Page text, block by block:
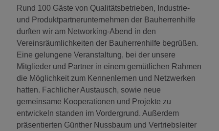
Rund 100 Gäste von Qualitätsbetrieben, Industrie-
und Produktpartnerunternehmen der Bauherrenhilfe
durften wir am Networking-Abend in den
Vereinsräumlichkeiten der Bauherrenhilfe begrüßen.
Eine gelungene Veranstaltung, bei der unsere
Mitglieder und Partner in einem gemütlichen Rahmen
die Möglichkeit zum Kennenlernen und Netzwerken
hatten. Fachlicher Austausch, sowie neue
gemeinsame Kooperationen und Projekte zu
entwickeln standen im Vordergrund. Außerdem
präsentierten Günther Nussbaum und Vertriebsleiter